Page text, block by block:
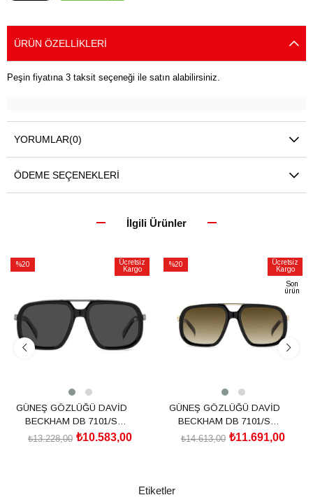
ÜRÜN ÖZELLIKLERI
Peşin fiyatına 3 taksit seçeneği ile satın alabilirsiniz.
YORUMLAR(0)
ÖDEME SEÇENEKLERI
İlgili Ürünler
%20
Ücretsiz
Kargo
GÜNEŞ GÖZLÜĞÜ DAVİD
BECKHAM DB 7101/S
205839ANS57M9
₺10.583,00
₺13.228,00
%20
Ücretsiz
Kargo
Son
ürün
GÜNEŞ GÖZLÜĞÜ DAVİD
BECKHAM DB 7101/S
2058392M257HA
₺11.691,00
₺14.613,00
Etiketler